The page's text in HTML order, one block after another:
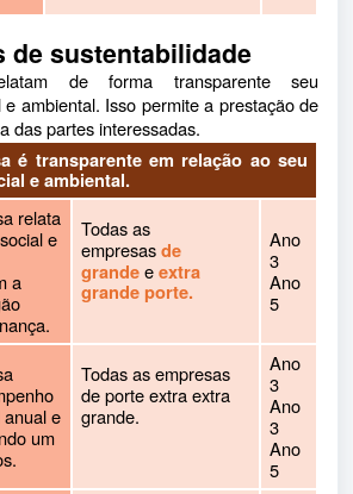
de sustentabilidade
de forma transparente seu
ambiental. Isso permite a prestação de
das partes interessadas.
é transparente em relação ao seu
e ambiental.
relata
e
a
Todas as
empresasde
grandeeextra
grande porte.
Ano
3
Ano
5
e
um
Todas as empresas
de porte extra extra
grande.
Ano
3
Ano
3
Ano
5